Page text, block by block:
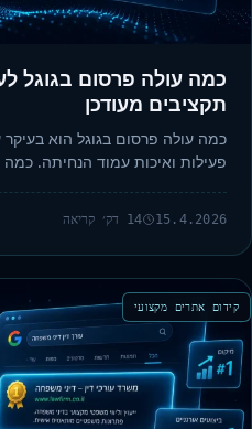
כמה עולה פרסום בגוגל
תקציבים מעודכן
כמה עולה פרסום בגוגל הוא בעיקר
פעילות ואיכות עמוד הנחיתה.
15.4.2026 14 דק׳ קריאה
קידום אתרים מקצועי